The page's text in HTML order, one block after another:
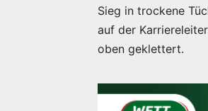
Sieg in trockene
auf der
oben geklettert.